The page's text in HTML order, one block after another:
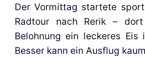
Der Vor­mit­tag star­te­te
Rad­tour nach Rerik –
Beloh­nung ein lecke­res Eis
Bes­ser kann ein Aus­flug kaum